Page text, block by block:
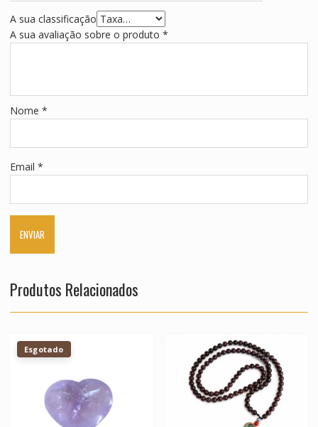
A sua classificação
A sua avaliação sobre o produto *
Nome *
Email *
Produtos Relacionados
Esgotado